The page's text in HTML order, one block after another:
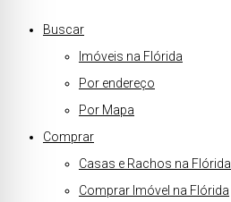
Buscar
Imóveis na Flórida
Por endereço
Por Mapa
Comprar
Casas e Rachos na Flórida
Comprar Imóvel na Flórida